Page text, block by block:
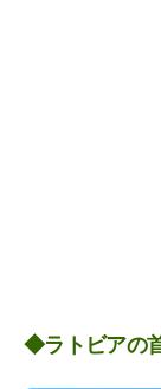
◆ラトビアの